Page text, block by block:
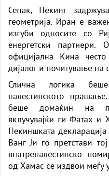
Сепак, Пекинг
геометрија. Иран е
изгуби односите со
енергетски
официјална Кина
дијалог и почитување на
Слична логика
палестинското
беше домаќин на
вклучувајќи ги Фатах и
Пекиншката
Ванг Ји го претстави
внатрепалестинско
од Хамас се издвои меѓу